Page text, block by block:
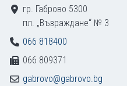
гр. Габрово 5300
пл. „Възраждане“ № 3
066 818400
066 809371
gabrovo@gabrovo.bg